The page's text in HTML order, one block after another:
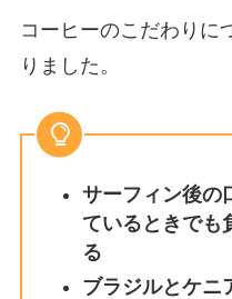
コーヒーのこだわりに
りました。
サーフィン後の
ているときでも
る
ブラジルとケニ